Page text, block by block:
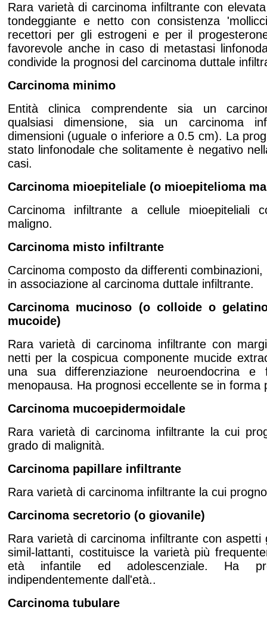
Rara varietà di carcinoma infiltrante con
tondeggiante e netto con consistenza
recettori per gli estrogeni e per il
favorevole anche in caso di metastasi
condivide la prognosi del carcinoma duttale
Carcinoma minimo
Entità clinica comprendente sia un
qualsiasi dimensione, sia un carcinoma
dimensioni (uguale o inferiore a0.5 cm). La
stato linfonodale che solitamente è negativo
casi.
Carcinoma mioepiteliale (o mioepitelioma
Carcinoma infiltrante a cellule mioepiteliali
maligno.
Carcinoma misto infiltrante
Carcinoma composto da differenti
in associazione al carcinoma duttale infiltrante.
Carcinoma mucinoso (o colloide o
mucoide)
Rara varietà di carcinoma infiltrante con
netti per la cospicua componente mucide
una sua differenziazione neuroendocrina e
menopausa. Ha prognosi eccellente se in forma
Carcinoma mucoepidermoidale
Rara varietà di carcinoma infiltrante la cui
grado di malignità.
Carcinoma papillare infiltrante
Rara varietà di carcinoma infiltrante la cui
Carcinoma secretorio (o giovanile)
Rara varietà di carcinoma infiltrante con aspetti
simil-lattanti, costituisce la varietà più
età infantile ed adolescenziale. Ha
indipendentemente dall'età..
Carcinoma tubulare